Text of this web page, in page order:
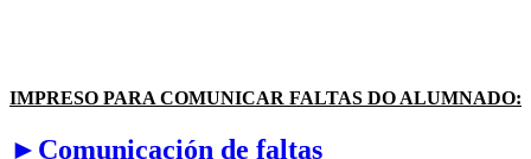
IMPRESO PARA COMUNICAR FALTAS DO ALUMNADO:
►Comunicación de faltas